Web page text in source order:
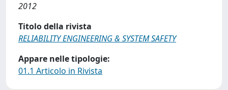
2012
Titolo della rivista
RELIABILITY ENGINEERING & SYSTEM SAFETY
Appare nelle tipologie:
01.1 Articolo in Rivista